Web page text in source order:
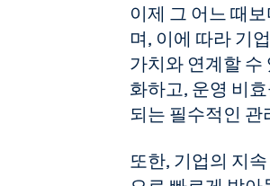
이제 그 어느 때
며, 이에 따라 기
가치와 연계할
화하고, 운영 비
되는 필수적인 관
또한, 기업의 지